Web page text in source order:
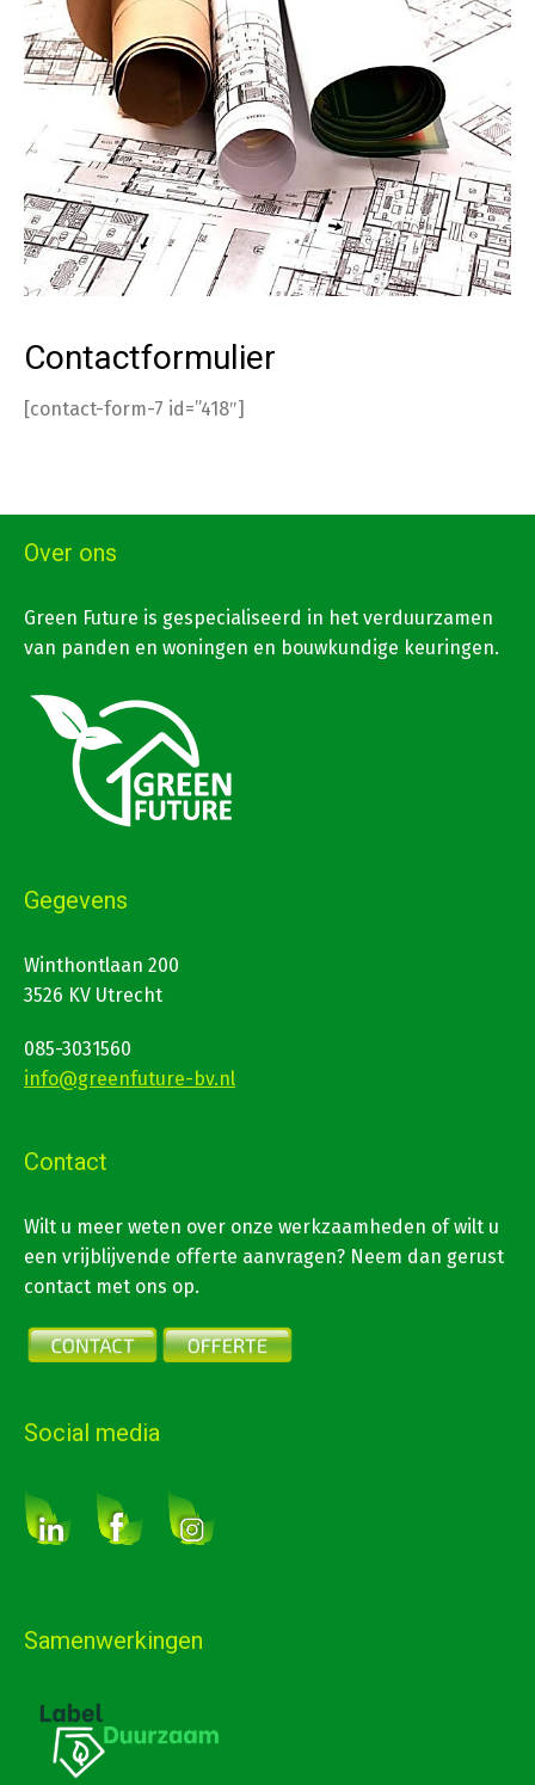
Contactformulier
[contact-form-7 id=”418″]
Over ons
Green Future is gespecialiseerd in het verduurzamen
van panden en woningen en bouwkundige keuringen.
Gegevens
Winthontlaan 200
3526 KV Utrecht
085-3031560
info@greenfuture-bv.nl
Contact
Wilt u meer weten over onze werkzaamheden of wilt u
een vrijblijvende offerte aanvragen? Neem dan gerust
contact met ons op.
Social media
Samenwerkingen